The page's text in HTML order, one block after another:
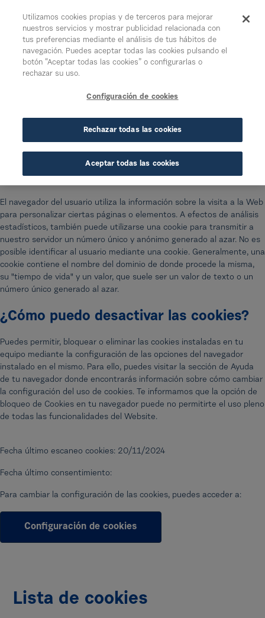
Acceder
Política de cookies
¿Qué es una cookie?
Una cookie es un fichero que se descarga en el
páginas web, para almacenar y recuperar información sobre la
El navegador del usuario utiliza la información sobre la visita a la Web
para personalizar ciertas páginas o elementos. A efectos de análisis
estadísticos, también puede utilizarse una cookie para transmitir a
nuestro servidor un número único y anónimo generado al azar. No es
posible identificar al usuario mediante una cookie. Generalmente, una
cookie contiene el nombre del dominio de donde procede la misma,
su "tiempo de vida" y un valor, que suele ser un valor de texto o un
número único generado al azar.
¿Cómo puedo desactivar las cookies?
Puedes permitir, bloquear o eliminar las cookies instaladas en tu
equipo mediante la configuración de las opciones del navegador
instalado en el mismo. Para ello, puedes visitar la sección de Ayuda
de tu navegador donde encontrarás información sobre cómo cambiar
la configuración del uso de cookies. Te informamos que la opción de
bloqueo de Cookies en tu navegador puede no permitirte el uso pleno
de todas las funcionalidades del Website.
Fecha último escaneo cookies: 20/11/2024
Fecha último consentimiento:
Para cambiar la configuración de las cookies, puedes acceder a:
Configuración de cookies
Lista de cookies
Utilizamos cookies propias y de terceros para mejorar
nuestros servicios y mostrar publicidad relacionada con
tus preferencias mediante el análisis de tus hábitos de
navegación. Puedes aceptar todas las cookies pulsando el
botón “Aceptar todas las cookies” o configurarlas o
rechazar su uso.
Configuración de cookies
Rechazar todas las cookies
Aceptar todas las cookies